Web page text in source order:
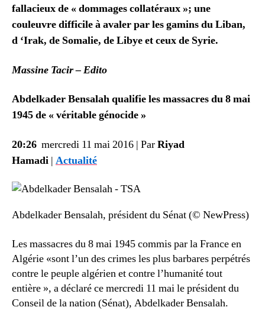
fallacieux de « dommages collatéraux »; une
couleuvre difficile à avaler par les gamins du Liban,
d ‘Irak, de Somalie, de Libye et ceux de Syrie.
Massine Tacir – Edito
Abdelkader Bensalah qualifie les massacres du 8 mai
1945 de « véritable génocide »
20:26 mercredi 11 mai 2016 | ParRiyad
Hamadi | Actualité
Abdelkader Bensalah, président du Sénat (© NewPress)
Les massacres du 8 mai 1945 commis par la France en
Algérie «sont l’un des crimes les plus barbares perpétrés
contre le peuple algérien et contre l’humanité tout
entière », a déclaré ce mercredi 11 mai le président du
Conseil de la nation (Sénat), Abdelkader Bensalah.